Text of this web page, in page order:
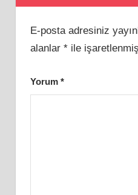
E-posta adresiniz
alanlar *ile
Yorum *